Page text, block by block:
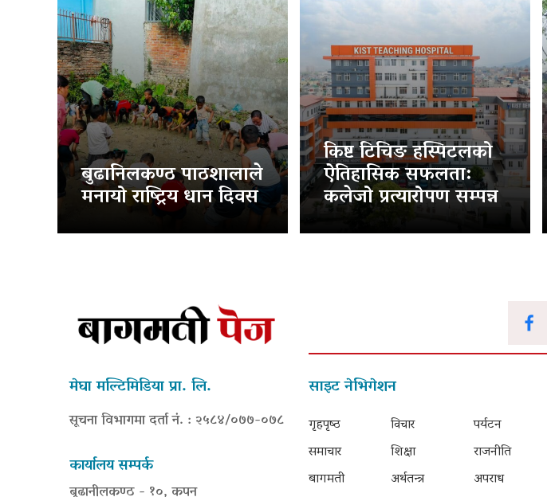
बुढानिलकण्ठ पाठशालाले
मनायो राष्ट्रिय धान दिवस
किष्ट टिचिङ हस्पिटलको
ऐतिहासिक सफलता:
कलेजो प्रत्यारोपण सम्पन्न
मेघा मल्टिमिडिया प्रा. लि.
सूचना विभागमा दर्ता नं. : २५८४/०७७-०७८
कार्यालय सम्पर्क
साइट नेभिगेशन
गृहपृष्‍ठ
समाचार
बागमती
विचार
शिक्षा
अर्थतन्त्र
पर्यटन
राजनीति
अपराध